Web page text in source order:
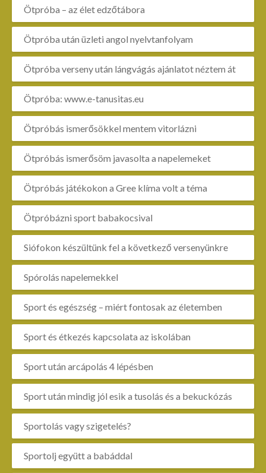
Ötpróba – az élet edzőtábora
Ötpróba után üzleti angol nyelvtanfolyam
Ötpróba verseny után lángvágás ajánlatot néztem át
Ötpróba: www.e-tanusitas.eu
Ötpróbás ismerősökkel mentem vitorlázni
Ötpróbás ismerősöm javasolta a napelemeket
Ötpróbás játékokon a Gree klíma volt a téma
Ötpróbázni sport babakocsival
Siófokon készültünk fel a következő versenyünkre
Spórolás napelemekkel
Sport és egészség – miért fontosak az életemben
Sport és étkezés kapcsolata az iskolában
Sport után arcápolás 4 lépésben
Sport után mindig jól esik a tusolás és a bekuckózás
Sportolás vagy szigetelés?
Sportolj együtt a babáddal